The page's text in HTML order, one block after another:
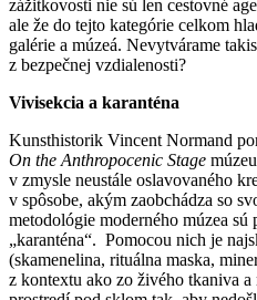
zážitkovosti nie sú len cestovné
ale že do tejto kategórie celkom
galérie a múzeá. Nevytvárame
z bezpečnej vzdialenosti?
Vivisekcia a karanténa
Kunsthistorik Vincent Normand
On the Anthropocenic Stage
v zmysle neustále oslavovaného
v spôsobe, akým zaobchádza so
metodológie moderného múzea
„karanténa“. Pomocou nich je
(skamenelina, rituálna maska,
z kontextu ako zo živého tkaniva